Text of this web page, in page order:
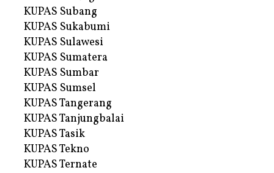
KUPAS Subang
KUPAS Sukabumi
KUPAS Sulawesi
KUPAS Sumatera
KUPAS Sumbar
KUPAS Sumsel
KUPAS Tangerang
KUPAS Tanjungbalai
KUPAS Tasik
KUPAS Tekno
KUPAS Ternate